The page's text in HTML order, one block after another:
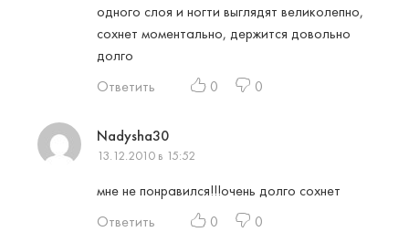
одного слоя и ногти выглядят великолепно,
сохнет моментально, держится довольно
долго
Ответить
0 0
Nadysha30
13.12.2010 в 15:52
мне не понравился!!!очень долго сохнет
Ответить
0 0